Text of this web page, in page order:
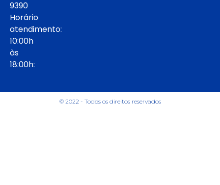
9390
Horário
atendimento:
10:00h
às
18:00h:
© 2022 - Todos os direitos reservados